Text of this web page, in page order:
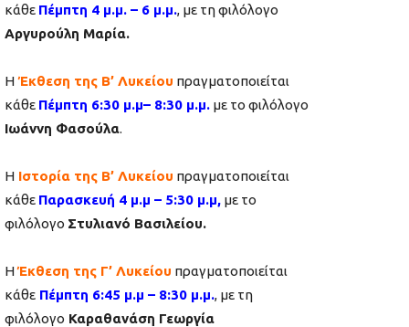
κάθε Πέμπτη 4 μ.μ. – 6 μ.μ., με τη φιλόλογο
Αργυρούλη Μαρία.
ΗΈκθεση της Β’ Λυκείου πραγματοποιείται
κάθε Πέμπτη 6:30 μ.μ– 8:30 μ.μ. με το φιλόλογο
Ιωάννη Φασούλα.
Η Ιστορία της Β’ Λυκείου πραγματοποιείται
κάθε Παρασκευή 4 μ.μ – 5:30 μ.μ, με το
φιλόλογο Στυλιανό Βασιλείου.
ΗΈκθεση της Γ’ Λυκείου πραγματοποιείται
κάθε Πέμπτη 6:45 μ.μ – 8:30 μ.μ., με τη
φιλόλογο Καραθανάση Γεωργία